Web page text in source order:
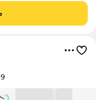
выполнен
9